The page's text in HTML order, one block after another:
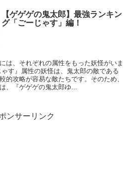
【ゲゲゲの鬼太郎】最強ランキン
グ「ごーじゃす」編！
は、それぞれの属性をもった妖怪がいま
す』属性の妖怪は、鬼太郎の敵である
的攻略が容易な敵たちです。そのため、
、『ゲゲゲの鬼太郎ゆ...
ンサーリンク